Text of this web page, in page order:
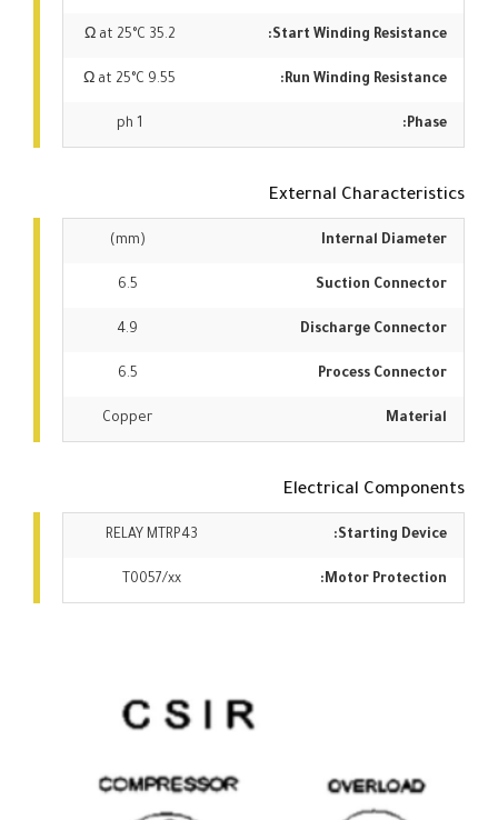
Start Winding Resistance:
35.2 Ω at 25°C
Run Winding Resistance:
9.55 Ω at 25°C
Phase:
1 ph
External Characteristics
Internal Diameter
(mm)
Suction Connector
6.5
Discharge Connector
4.9
Process Connector
6.5
Material
Copper
Electrical Components
Starting Device:
RELAY MTRP43
Motor Protection:
T0057/xx